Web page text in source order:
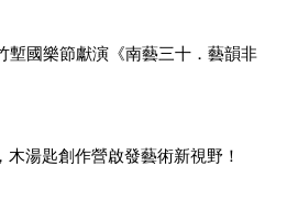
塹國樂節獻演《南藝三十．藝韻非
湯匙創作營啟發藝術新視野！